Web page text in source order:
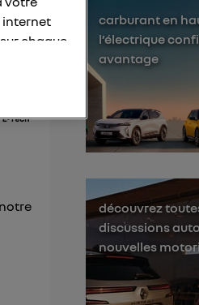
carburant en
l’électrique
avantage
découvrez
discussions
nouvelles
internet
chaque
adresse
du foyer
du
plus